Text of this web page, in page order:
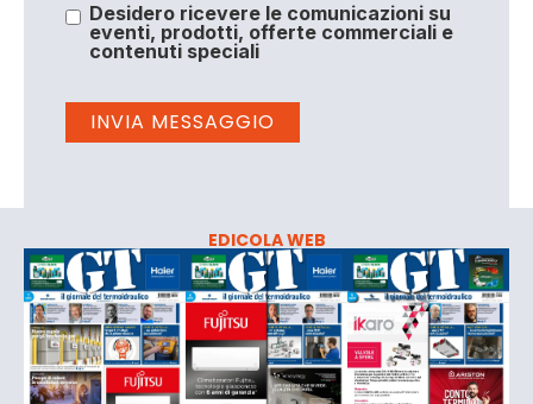
Desidero ricevere le comunicazioni su
eventi, prodotti, offerte commerciali e
contenuti speciali
EDICOLA WEB